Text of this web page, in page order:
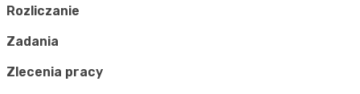
Rozliczanie
Zadania
Zlecenia pracy